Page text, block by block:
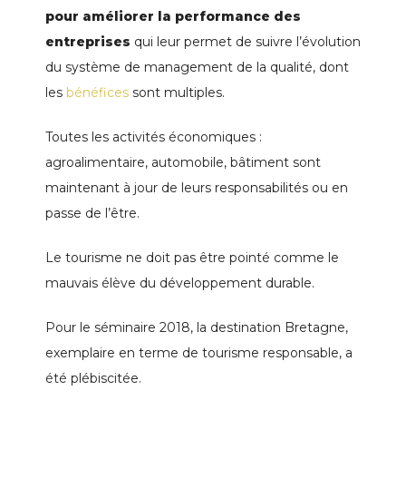
pour améliorer la performance des
entreprises qui leur permet de suivre l’évolution
du système de management de la qualité, dont
les bénéfices sont multiples.
Toutes les activités économiques :
agroalimentaire, automobile, bâtiment sont
maintenant à jour de leurs responsabilités ou en
passe de l’être.
Le tourisme ne doit pas être pointé comme le
mauvais élève du développement durable.
Pour le séminaire 2018, la destination Bretagne,
exemplaire en terme de tourisme responsable, a
été plébiscitée.